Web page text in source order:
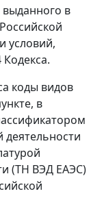
в
условий,
коды видов
в
(ТН ВЭД ЕАЭС)